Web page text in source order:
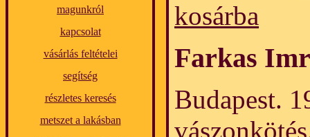
magunkról
kapcsolat
vásárlás feltételei
segítség
részletes keresés
metszet a lakásban
kosárba
Farkas
Budapest.